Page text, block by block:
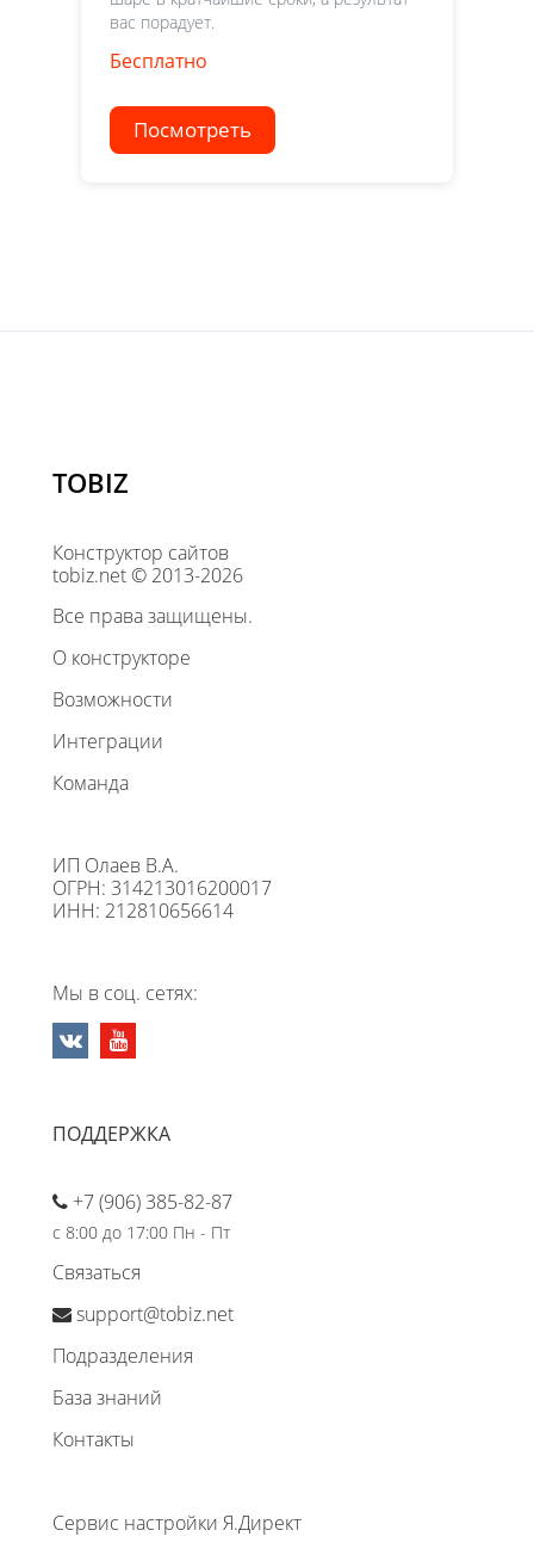
вас порадует.
Бесплатно
Посмотреть
TOBIZ
Конструктор сайтов
tobiz.net © 2013-2026
Все права защищены.
О конструкторе
Возможности
Интеграции
Команда
ИП Олаев В.А.
ОГРН: 314213016200017
ИНН: 212810656614
Мы в соц. сетях:
ПОДДЕРЖКА
+7 (906) 385-82-87
с 8:00 до 17:00 Пн - Пт
Связаться
support@tobiz.net
Подразделения
База знаний
Контакты
Сервис настройки Я.Директ